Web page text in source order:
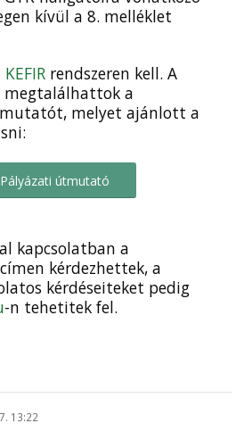
kívül a 8. melléklet
KEFIR rendszeren kell. A
megtalálhattok a
melyet ajánlott a
Pályázati útmutató
kapcsolatban a
kérdezhettek, a
kérdéseiteket pedig
-n tehetitek fel.
13:22